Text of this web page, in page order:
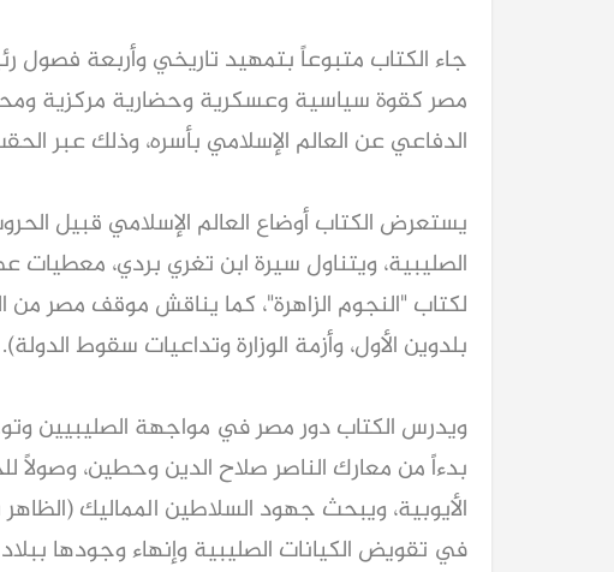
جاء الكتاب متبوعاً بتمهيد تاريخي وأربعة فصول
مصر كقوة سياسية وعسكرية وحضارية مركزية
الدفاعي عن العالم الإسلامي بأسره، وذلك عبر
يستعرض الكتاب أوضاع العالم الإسلامي قبيل
الصليبية، ويتناول سيرة ابن تغري بردي،
لكتاب "النجوم الزاهرة"، كما يناقش موقف مصر
بلدوين الأول، وأزمة الوزارة وتداعيات سقوط الدولة).
ويدرس الكتاب دور مصر في مواجهة الصليبيين
بدءاً من معارك الناصر صلاح الدين وحطين، وصولاً
الأيوبية، ويبحث جهود السلاطين المماليك
في تقويض الكيانات الصليبية وإنهاء وجودها